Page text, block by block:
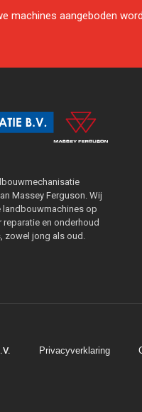
machines aangeboden
Massey Ferguson. Wij
landbouwmachines op
en onderhoud
zowel jong als oud.
Privacyverklaring